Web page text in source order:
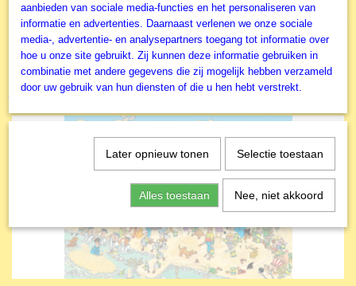
Productcode
E5753-1000
EAN code
628136657532
Eurographics
Ook interessant
aanbieden van sociale media-functies en het personaliseren van
informatie en advertenties. Daarnaast verlenen we onze sociale
media-, advertentie- en analysepartners toegang tot informatie over
hoe u onze site gebruikt. Zij kunnen deze informatie gebruiken in
combinatie met andere gegevens die zij mogelijk hebben verzameld
door uw gebruik van hun diensten of die u hen hebt verstrekt.
Later opnieuw tonen Selectie toestaan
Alles toestaan Nee, niet akkoord